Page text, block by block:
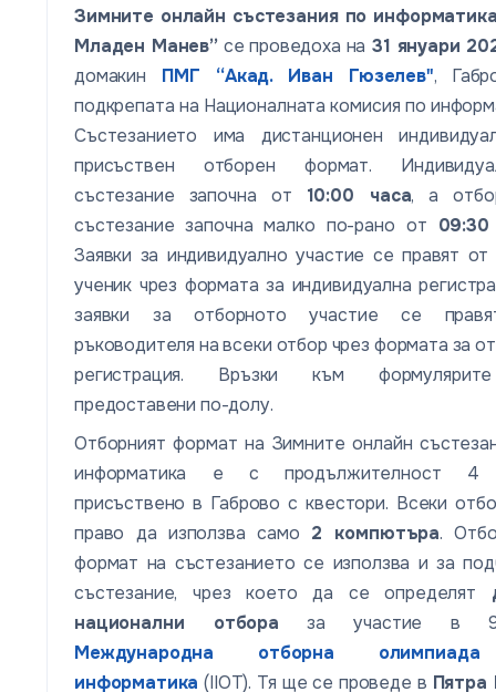
Зимните онлайн състезания по
Младен Манев”се проведоха на 31 януари
домакин
ПМГ “Акад. Иван Гюзелев",
подкрепата на Националната комисия по
Състезанието има дистанционен
присъствен отборен формат.
състезание започна от 10:00 часа, а
състезание започна малко по-рано от 09:30
Заявки за индивидуално участие се правят от
ученик чрез формата за индивидуална
заявки за отборното участие се
ръководителя на всеки отбор чрез формата за
регистрация. Връзки към
предоставени по-долу.
Отборният формат на Зимните онлайн
информатика е с продължителност 4
присъствено в Габрово с квестори. Всеки
право да използва само 2 компютъра.
формат на състезанието се използва и за
състезание, чрез което да се определят
национални отбора за участие в 9-
Международна отборна
информатика (IIOT). Тя ще се проведе в Пятра